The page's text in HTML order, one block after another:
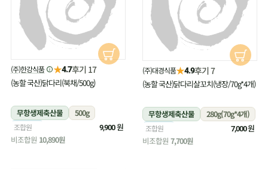
(주)한강식품 ★4.7후기 17
(농할 국산)닭다리(북채/500g)
무항생제축산물
500g
냉장
조합원 9,900원
비조합원 10,890원
(주)대경식품★4.9후기 7
(농할 국산)닭다리살꼬치(냉장/70g*4개)
무항생제축산물
280g(70g*4개)
냉장
조합원 7,000원
비조합원 7,700원